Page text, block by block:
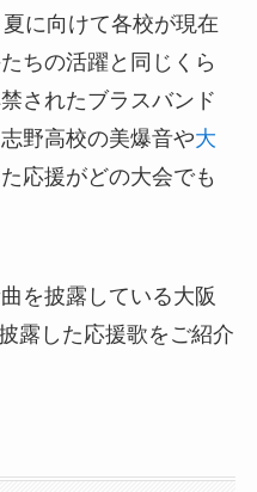
に向けて各校が現在
ちの活躍と同じくら
されたブラスバンド
野高校の美爆音や大
応援がどの大会でも
を披露している大阪
露した応援歌をご紹介